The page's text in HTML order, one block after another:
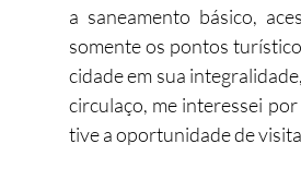
a saneamento básico,
somente os pontos
cidade em sua
circulaço, me interessei
tive a oportunidade de